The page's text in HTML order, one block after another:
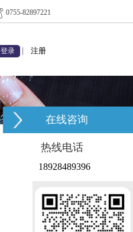
0755-82897221
登录 注册
在线咨询
热线电话
18928489396